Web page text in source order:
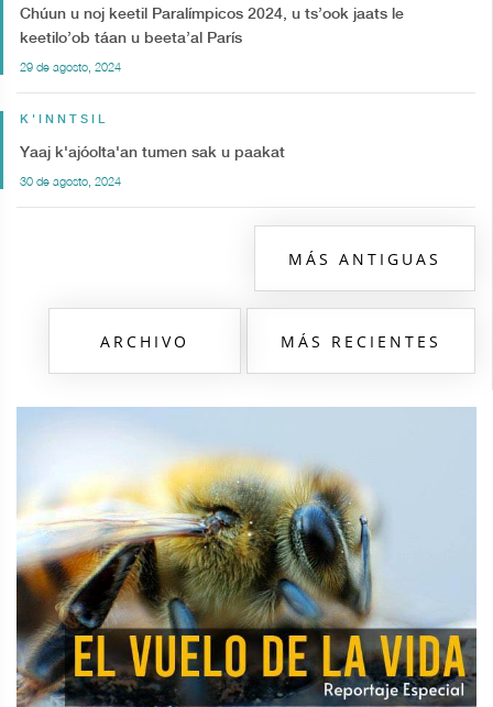
Chúun u noj keetil Paralímpicos 2024, u ts’ook jaats le
keetilo’ob táan u beeta’al París
29 de agosto, 2024
K'INNTSIL
Yaaj k'ajóolta'an tumen sak u paakat
30 de agosto, 2024
MÁS ANTIGUAS
MÁS RECIENTES
ARCHIVO